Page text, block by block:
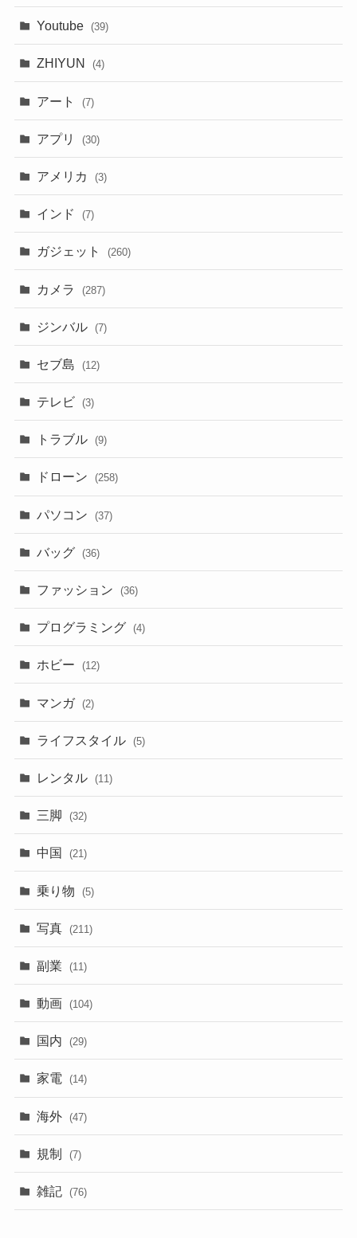
Youtube (39)
ZHIYUN (4)
アート (7)
アプリ (30)
アメリカ (3)
インド (7)
ガジェット (260)
カメラ (287)
ジンバル (7)
セブ島 (12)
テレビ (3)
トラブル (9)
ドローン (258)
パソコン (37)
バッグ (36)
ファッション (36)
プログラミング (4)
ホビー (12)
マンガ (2)
ライフスタイル (5)
レンタル (11)
三脚 (32)
中国 (21)
乗り物 (5)
写真 (211)
副業 (11)
動画 (104)
国内 (29)
家電 (14)
海外 (47)
規制 (7)
雑記 (76)